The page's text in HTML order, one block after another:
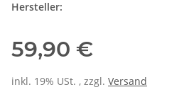
Hersteller:
59,90 €
inkl. 19% USt. , zzgl. Versand